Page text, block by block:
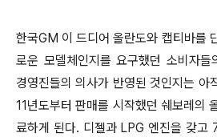
한국GM 이 드디어 올란도와 캡티바를
로운 모델체인지를 요구했던 소비자
경영진들의 의사가 반영된 것인지는
11년도부터 판매를 시작했던 쉐보레의
료하게 된다. 디젤과 LPG 엔진을 갖고